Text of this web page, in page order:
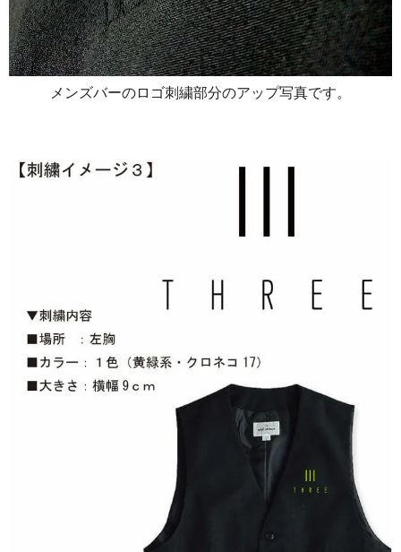
メンズバーのロゴ刺繍部分のアップ写真です。